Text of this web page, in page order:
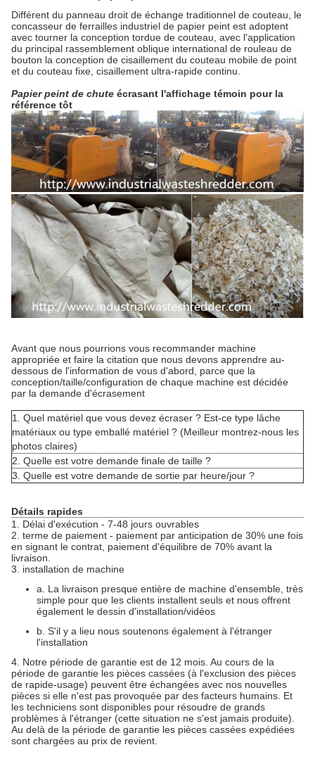
Différent du panneau droit de échange traditionnel de couteau,
le
concasseur de ferrailles industriel de papier peint est adoptent
avec tourner la conception tordue de couteau, avec l'application
du principal rassemblement oblique international de rouleau de
bouton la conception de cisaillement du couteau mobile de point
et du couteau fixe, cisaillement ultra-rapide continu.
Papier peint de chute écrasant l'affichage témoin pour la
référence tôt
Avant que nous pourrions vous recommander machine
appropriée et faire la citation que nous devons apprendre au-
dessous de l'information de vous d'abord, parce que la
conception/taille/configuration de chaque machine est décidée
par la demande d'écrasement
1. Quel matériel que vous devez écraser ? Est-ce type lâche
matériaux ou type emballé matériel ? (Meilleur montrez-nous les
photos claires)
2. Quelle est votre demande finale de taille ?
3. Quelle est votre demande de sortie par heure/jour ?
Détails rapides
1. Délai d'exécution - 7-48 jours ouvrables
2. terme de paiement - paiement par anticipation de 30% une fois
en signant le contrat, paiement d'équilibre de 70% avant la
livraison.
3. installation de machine
a. La livraison presque entière de machine d'ensemble, très
simple pour que les clients installent seuls et nous offrent
également le dessin d'installation/vidéos
b. S'il y a lieu nous soutenons également à l'étranger
l'installation
4. Notre période de garantie est de 12 mois. Au cours de la
période de garantie les pièces cassées (à l'exclusion des pièces
de rapide-usage) peuvent être échangées avec nos nouvelles
pièces si elle n'est pas provoquée par des facteurs humains. Et
les techniciens sont disponibles pour résoudre de grands
problèmes à l'étranger (cette situation ne s'est jamais produite).
Au delà de la période de garantie les pièces cassées expédiées
sont chargées au prix de revient.